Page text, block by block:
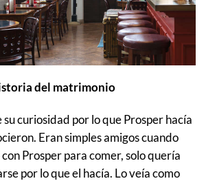
del matrimonio
curiosidad por lo que Prosper hacía
Eran simples amigos cuando
Prosper para comer, solo quería
por lo que el hacía. Lo veía como